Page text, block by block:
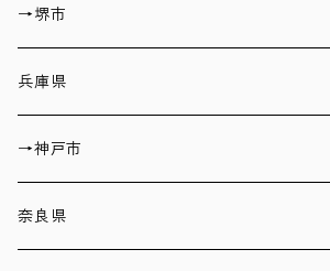
→堺市
兵庫県
→神戸市
奈良県